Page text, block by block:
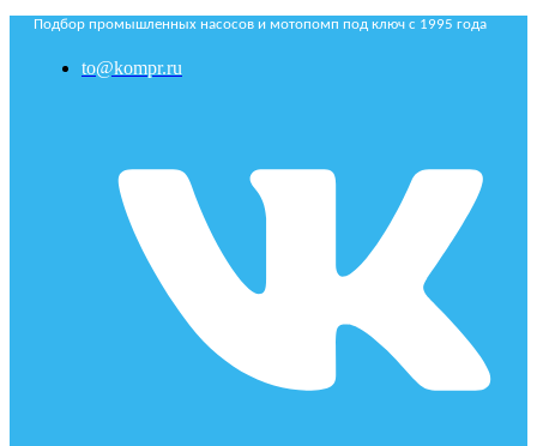
Подбор промышленных насосов и мотопомп под ключ с 1995 года
to@kompr.ru